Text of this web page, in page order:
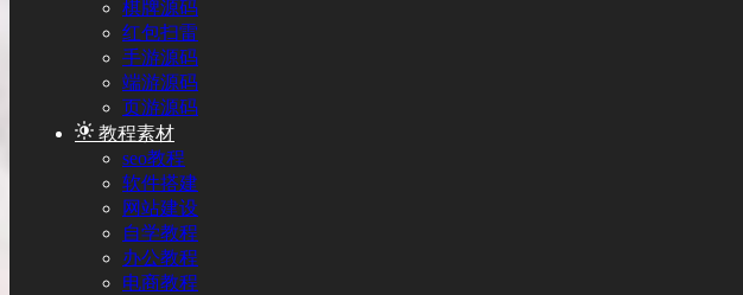
棋牌源码
红包扫雷
手游源码
端游源码
页游源码
教程素材
seo教程
软件搭建
网站建设
自学教程
办公教程
电商教程